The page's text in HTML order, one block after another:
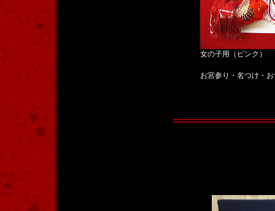
女の子用（ピンク）
お宮参り・名つけ・